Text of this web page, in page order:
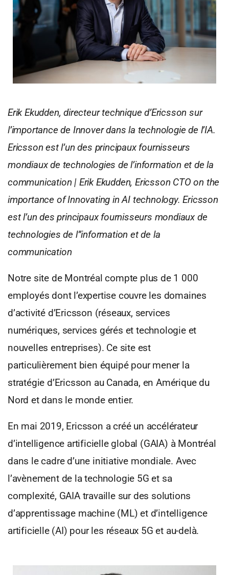
Erik Ekudden, directeur technique d’Ericsson sur
l’importance de Innover dans la technologie de l’IA.
Ericsson est l’un des principaux fournisseurs
mondiaux de technologies de l’information et de la
communication | Erik Ekudden, Ericsson CTO on the
importance of Innovating in AI technology. Ericsson
est l’un des principaux fournisseurs mondiaux de
technologies de l”information et de la
communication
Notre site de Montréal compte plus de 1 000
employés dont l’expertise couvre les domaines
d’activité d’Ericsson (réseaux, services
numériques, services gérés et technologie et
nouvelles entreprises). Ce site est
particulièrement bien équipé pour mener la
stratégie d’Ericsson au Canada, en Amérique du
Nord et dans le monde entier.
En mai 2019, Ericsson a créé un accélérateur
d’intelligence artificielle global (GAIA) à Montréal
dans le cadre d’une initiative mondiale. Avec
l’avènement de la technologie 5G et sa
complexité, GAIA travaille sur des solutions
d’apprentissage machine (ML) et d’intelligence
artificielle (AI) pour les réseaux 5G et au-delà.